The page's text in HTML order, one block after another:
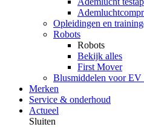
Opleidingen en
Robots
Robots
Bekijk alles
First Mover
Blusmiddelen voor EV
Merken
Service & onderhoud
Actueel
Sluiten